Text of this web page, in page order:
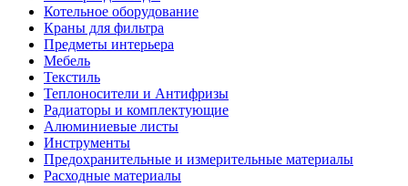
Котельное оборудование
Краны для фильтра
Предметы интерьера
Мебель
Текстиль
Теплоносители и Антифризы
Радиаторы и комплектующие
Алюминиевые листы
Инструменты
Предохранительные и измерительные материалы
Расходные материалы